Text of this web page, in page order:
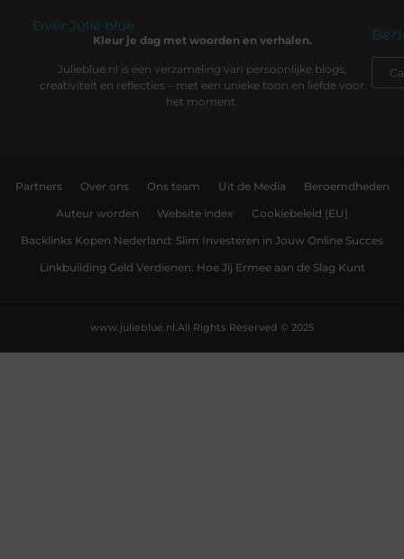
Over Julie blue
Kleur je dag met woorden en verhalen.
Julieblue.nl is een verzameling van persoonlijke blogs,
creativiteit en reflecties – met een unieke toon en liefde voor
het moment.
Partners Over ons Ons team Uit de Media Beroemdheden
Auteur worden Website index Cookiebeleid (EU)
Backlinks Kopen Nederland: Slim Investeren in Jouw Online Succes
Linkbuilding Geld Verdienen: Hoe Jij Ermee aan de Slag Kunt
All Rights Reserved © 2025
www.julieblue.nl.